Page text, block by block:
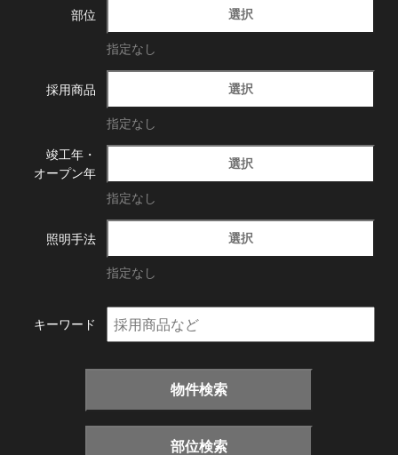
部位 選択
指定なし
採用商品 選択
指定なし
竣工年・
オープン年
選択
指定なし
照明手法 選択
指定なし
キーワード
物件検索
部位検索